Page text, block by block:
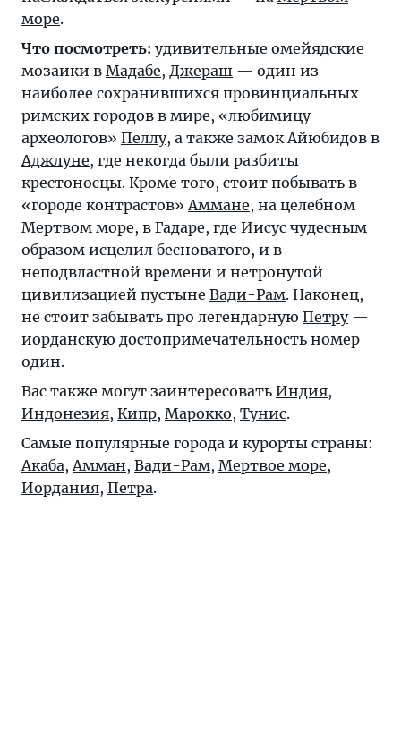
море.
Что посмотреть: удивительные омейядские
мозаики в Мадабе, Джераш — один из
наиболее сохранившихся провинциальных
римских городов в мире, «любимицу
археологов» Пеллу, а также замок Айюбидов в
Аджлуне, где некогда были разбиты
крестоносцы. Кроме того, стоит побывать в
«городе контрастов» Аммане, на целебном
Мертвом море, в Гадаре, где Иисус чудесным
образом исцелил бесноватого, и в
неподвластной времени и нетронутой
цивилизацией пустыне Вади-Рам. Наконец,
не стоит забывать про легендарную Петру—
иорданскую достопримечательность номер
один.
Вас также могут заинтересовать Индия,
Индонезия, Кипр, Марокко, Тунис.
Самые популярные города и курорты страны:
Акаба, Амман, Вади-Рам, Мертвое море,
Иордания, Петра.